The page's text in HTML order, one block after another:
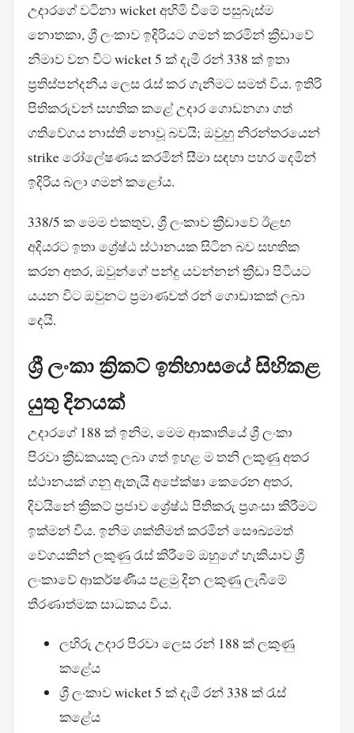
උදාරගේ වටිනා wicket අහිමි වීමේ පසුබැස්ම
නොතකා, ශ්‍රී ලංකාව ඉදිරියට ගමන් කරමින් ක්‍රීඩාවේ
නිමාව වන විට wicket 5 ක් දැමී රන් 338 ක් ඉතා
ප්‍රතිස්පන්දනීය ලෙස රැස් කර ගැනීමට සමත් විය. ඉතිරි
පිතිකරුවන් සහතික කළේ උදාර ගොඩනගා ගත්
ගතිවේගය නාස්ති නොවූ බවයි; ඔවුහු නිරන්තරයෙන්
strike රෝලේෂණය කරමින් සීමා සඳහා පහර දෙමින්
ඉදිරිය බලා ගමන් කළෝය.
338/5 ක මෙම එකතුව, ශ්‍රී ලංකාව ක්‍රීඩාවේ ඊළඟ
අදියරට ඉතා ශ්‍රේෂ්ඨ ස්ථානයක සිටින බව සහතික
කරන අතර, ඔවුන්ගේ පන්දු යවන්නන් ක්‍රීඩා පිටියට
ය‍යන විට ඔවුනට ප්‍රමාණවත් රන් ගොඩාකක් ලබා
දෙයි.
ශ්‍රී ලංකා ක්‍රිකට් ඉතිහාසයේ සිහිකළ
යුතු දිනයක්
උදාරගේ 188 ක් ඉනිම, මෙම ආකෘතියේ ශ්‍රී ලංකා
පිරවා ක්‍රීඩකයකු ලබා ගත් ඉහළ ම තනි ලකුණු අතර
ස්ථානයක් ගනු ඇතැයි අපේක්ෂා කෙරෙන අතර,
දිවයිනේ ක්‍රිකට් ප්‍රජාව ශ්‍රේෂ්ඨ පිතිකරු ප්‍රශංසා කිරීමට
ඉක්මන් විය. ඉනිම ශක්තිමත් කරමින් සෞඛ්‍යමත්
වේගයකින් ලකුණු රැස් කිරීමේ ඔහුගේ හැකියාව ශ්‍රී
ලංකාවේ ආකර්ෂණීය පළමු දින ලකුණු ලැබීමේ
තීරණාත්මක සාධකය විය.
ලහිරු උදාර පිරවා ලෙස රන් 188 ක් ලකුණු
කළේය
ශ්‍රී ලංකාව wicket 5 ක් දැමී රන් 338 ක් රැස්
කළේය